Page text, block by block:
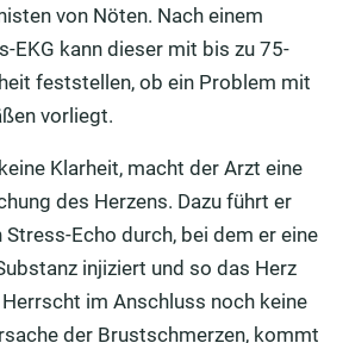
von Nöten. Nach einem
EKG kann dieser mit bis zu 75-
feststellen, ob ein Problem mit
vorliegt.
Klarheit, macht der Arzt eine
des Herzens. Dazu führt er
Echo durch, bei dem er eine
injiziert und so das Herz
im Anschluss noch keine
der Brustschmerzen, kommt